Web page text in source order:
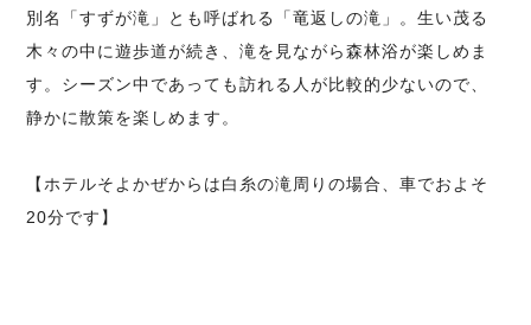
別名「すずが滝」とも呼ばれる「竜返しの滝」。生い茂る
木々の中に遊歩道が続き、滝を見ながら森林浴が楽しめま
す。シーズン中であっても訪れる人が比較的少ないので、
静かに散策を楽しめます。
【ホテルそよかぜからは白糸の滝周りの場合、車でおよそ
20分です】